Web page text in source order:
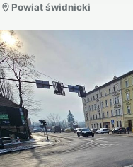
Powiat świdnicki